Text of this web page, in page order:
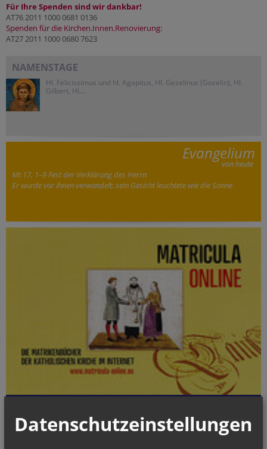
Für Ihre Spenden sind wir dankbar!
AT76 2011 1000 0681 0136
Spenden für die Kirchen.Innen.Renovierung:
AT27 2011 1000 0680 7623
NAMENSTAGE
Hl. Felicissimus und hl. Agapitus, Hl. Gezelinus (Gozelin), Hl.
Gilbert, Hl....
Evangelium
von heute
Mt 17, 1–9 Fest der Verklärung des Herrn
Er wurde vor ihnen verwandelt; sein Gesicht leuchtete wie die Sonne
Matrikenführung an bis einschließlich 1938 können online kostenlos
und jederzeit eingesehen werden.
Datenschutzeinstellungen